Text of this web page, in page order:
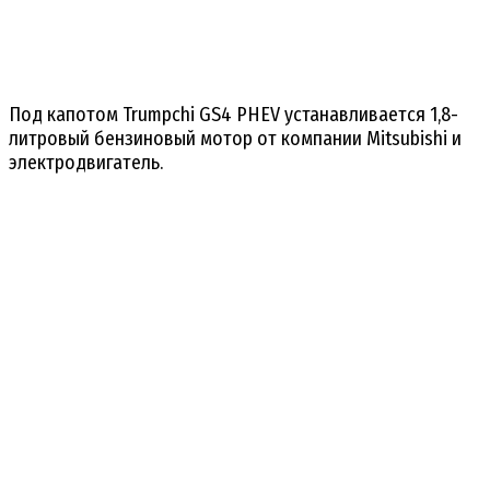
Под капотом Trumpchi GS4 PHEV устанавливается 1,8-
литровый бензиновый мотор от компании Mitsubishi и
электродвигатель.